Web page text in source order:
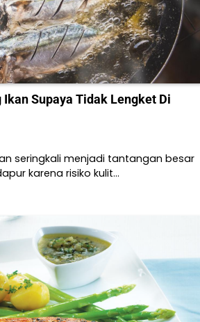
Supaya Tidak Lengket Di
seringkali menjadi tantangan besar
karena risiko kulit…